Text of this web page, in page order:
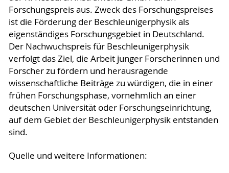
Forschungspreis aus. Zweck des Forschungspreises
ist die Förderung der Beschleunigerphysik als
eigenständiges Forschungsgebiet in Deutschland.
Der Nachwuchspreis für Beschleunigerphysik
verfolgt das Ziel, die Arbeit junger Forscherinnen und
Forscher zu fördern und herausragende
wissenschaftliche Beiträge zu würdigen, die in einer
frühen Forschungsphase, vornehmlich an einer
deutschen Universität oder Forschungseinrichtung,
auf dem Gebiet der Beschleunigerphysik entstanden
sind.
Quelle und weitere Informationen: